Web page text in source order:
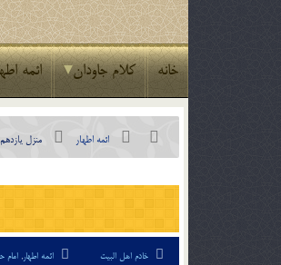
خانه کلام جاودان ائمه
ائمه اطهار منزل
خادم اهل البیت ائمه اطهار,